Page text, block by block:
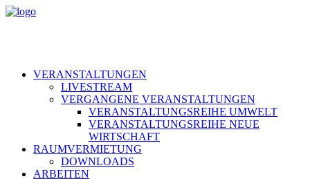
VERANSTALTUNGEN
LIVESTREAM
VERGANGENE VERANSTALTUNGEN
VERANSTALTUNGSREIHE UMWELT
VERANSTALTUNGSREIHE NEUE
WIRTSCHAFT
RAUMVERMIETUNG
DOWNLOADS
ARBEITEN